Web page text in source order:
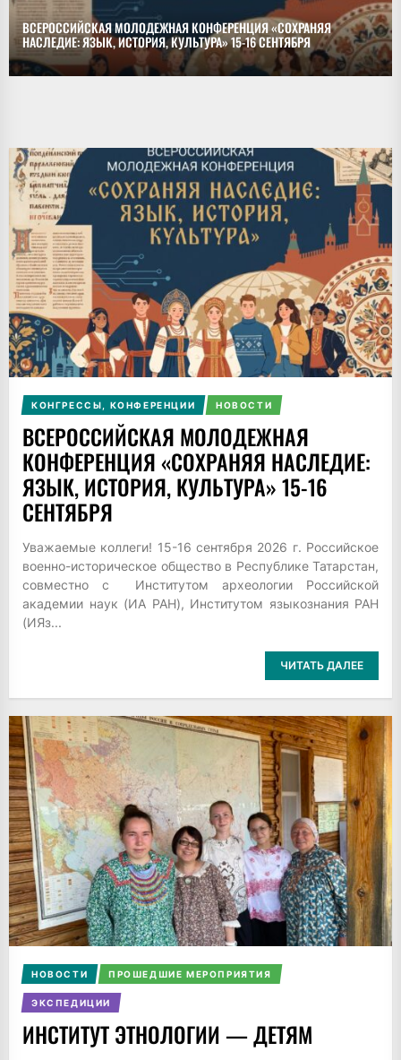
ВСЕРОССИЙСКАЯ МОЛОДЕЖНАЯ КОНФЕРЕНЦИЯ «СОХРАНЯЯ
НАСЛЕДИЕ: ЯЗЫК, ИСТОРИЯ, КУЛЬТУРА» 15-16 СЕНТЯБРЯ
КОНГРЕССЫ, КОНФЕРЕНЦИИ НОВОСТИ
ВСЕРОССИЙСКАЯ МОЛОДЕЖНАЯ
КОНФЕРЕНЦИЯ «СОХРАНЯЯ НАСЛЕДИЕ:
ЯЗЫК, ИСТОРИЯ, КУЛЬТУРА» 15-16
СЕНТЯБРЯ
Уважаемые коллеги! 15-16 сентября 2026 г. Российское
военно-историческое общество в Республике Татарстан,
совместно с Институтом археологии Российской
академии наук (ИА РАН), Институтом языкознания РАН
(ИЯз...
ЧИТАТЬ ДАЛЕЕ
НОВОСТИ ПРОШЕДШИЕ МЕРОПРИЯТИЯ
ЭКСПЕДИЦИИ
ИНСТИТУТ ЭТНОЛОГИИ — ДЕТЯМ